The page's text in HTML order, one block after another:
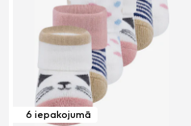
6 iepakojumā